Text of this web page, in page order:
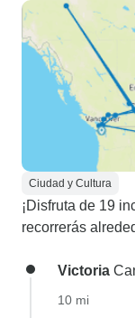
Ciudad y Cultura
¡Disfruta de 19
recorrerás
Victoria
10 mi